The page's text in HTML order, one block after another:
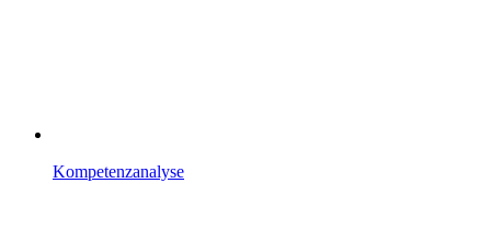
Kompetenzanalyse